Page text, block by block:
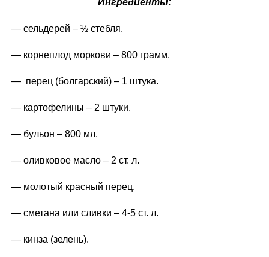
Ингредиенты:
— сельдерей – ½ стебля.
— корнеплод моркови – 800 грамм.
— перец (болгарский) – 1 штука.
— картофелины – 2 штуки.
— бульон – 800 мл.
— оливковое масло – 2 ст. л.
— молотый красный перец.
— сметана или сливки – 4-5 ст. л.
— кинза (зелень).